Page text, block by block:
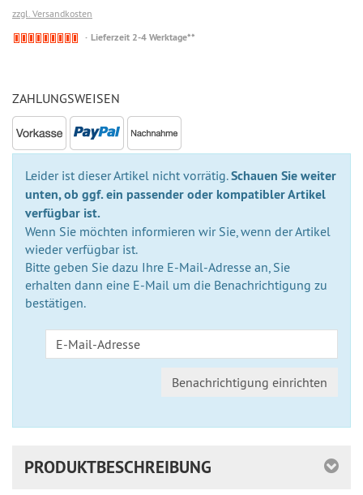
zzgl. Versandkosten
Nicht
Lieferzeit 2-4 Werktage**
ZAHLUNGSWEISEN
Leider ist dieser Artikel nicht vorrätig.Schauen Sie weiter
unten, ob ggf. ein passender oder kompatibler Artikel
verfügbar ist.
Wenn Sie möchten informieren wir Sie, wenn der Artikel
wieder verfügbar ist.
Bitte geben Sie dazu Ihre E-Mail-Adresse an, Sie
erhalten dann eine E-Mail um die Benachrichtigung zu
bestätigen.
Benachrichtigung einrichten
PRODUKTBESCHREIBUNG